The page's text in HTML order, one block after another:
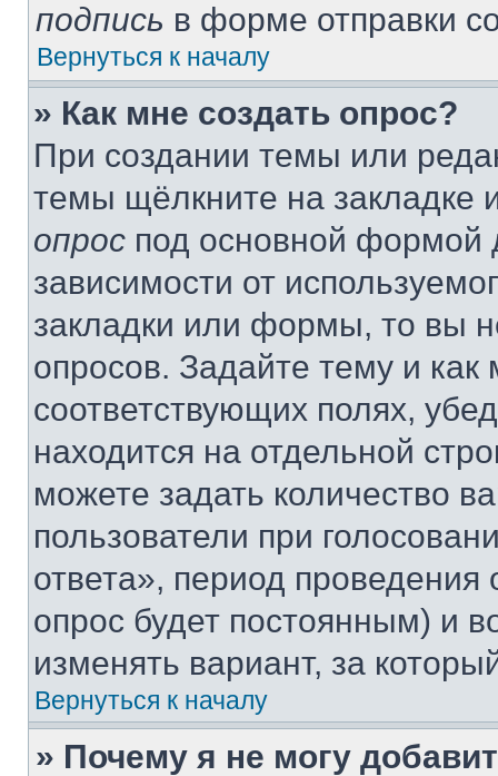
подпись в форме отправки
Вернуться к началу
» Как мне создать опрос?
При создании темы или
темы щёлкните на
опрос под основной формой
зависимости от
закладки или формы, то вы
опросов. Задайте тему и
соответствующих полях,
находится на отдельной
можете задать количество
пользователи при
ответа», период проведения
опрос будет постоянным) и
изменять вариант, за
Вернуться к началу
» Почему я не могу